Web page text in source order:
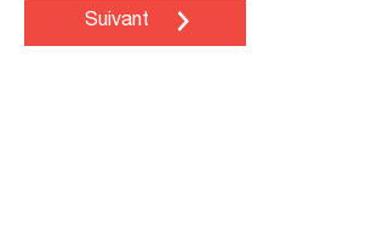
Suivant